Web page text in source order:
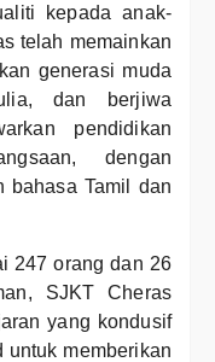
kepada anak-
telah memainkan
generasi muda
dan berjiwa
pendidikan
dengan
bahasa Tamil dan
247 orang dan 26
SJKT Cheras
yang kondusif
untuk memberikan